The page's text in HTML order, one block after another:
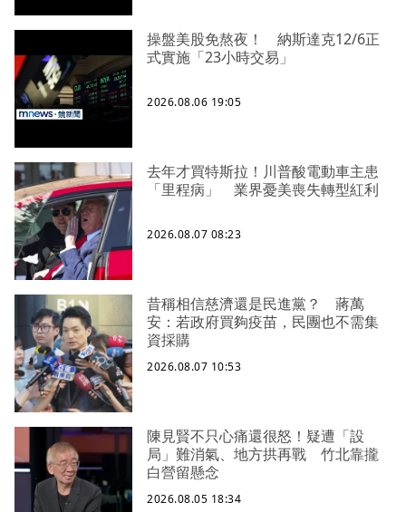
操盤美股免熬夜！ 納斯達克12/6正
式實施「23小時交易」
2026.08.06 19:05
去年才買特斯拉！川普酸電動車主患
「里程病」 業界憂美喪失轉型紅利
2026.08.07 08:23
昔稱相信慈濟還是民進黨？ 蔣萬
安：若政府買夠疫苗，民團也不需集
資採購
2026.08.07 10:53
陳見賢不只心痛還很怒！疑遭「設
局」難消氣、地方拱再戰 竹北靠攏
白營留懸念
2026.08.05 18:34